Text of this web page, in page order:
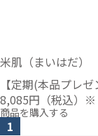
米肌（まいはだ）
【定期(本品プレ
8,085円 （税込）※
商品を購入する
1